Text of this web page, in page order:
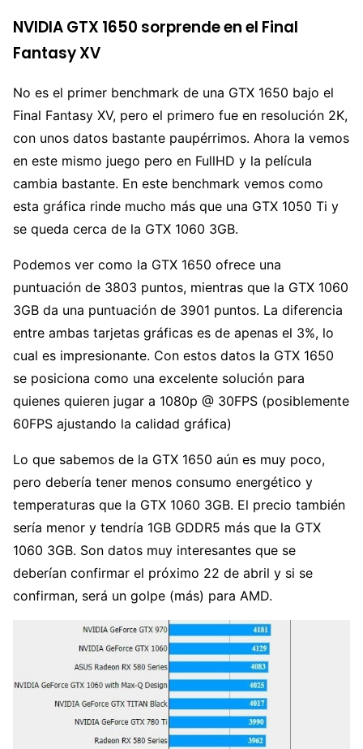
NVIDIA GTX 1650 sorprende en el Final
Fantasy XV
No es el primer benchmark de una GTX 1650 bajo el
Final Fantasy XV, pero el primero fue en resolución 2K,
con unos datos bastante paupérrimos. Ahora la vemos
en este mismo juego pero en FullHD y la película
cambia bastante. En este benchmark vemos como
esta gráfica rinde mucho más que una GTX 1050 Ti y
se queda cerca de la GTX 1060 3GB.
Podemos ver como la GTX 1650 ofrece una
puntuación de 3803 puntos, mientras que la GTX 1060
3GB da una puntuación de 3901 puntos. La diferencia
entre ambas tarjetas gráficas es de apenas el 3%, lo
cual es impresionante. Con estos datos la GTX 1650
se posiciona como una excelente solución para
quienes quieren jugar a 1080p @ 30FPS (posiblemente
60FPS ajustando la calidad gráfica)
Lo que sabemos de la GTX 1650 aún es muy poco,
pero debería tener menos consumo energético y
temperaturas que la GTX 1060 3GB. El precio también
sería menor y tendría 1GB GDDR5 más que la GTX
1060 3GB. Son datos muy interesantes que se
deberían confirmar el próximo 22 de abril y si se
confirman, será un golpe (más) para AMD.